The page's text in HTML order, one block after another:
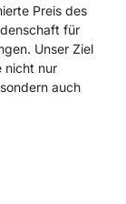
Preis des
für
Unser Ziel
nicht nur
auch